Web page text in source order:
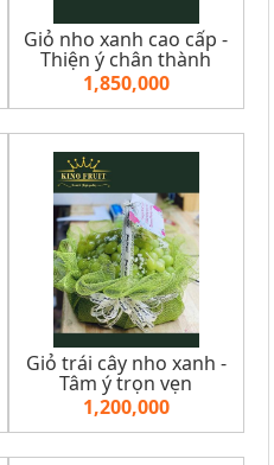
Giỏ nho xanh cao cấp -
Thiện ý chân thành
1,850,000
Giỏ trái cây nho xanh -
Tâm ý trọn vẹn
1,200,000